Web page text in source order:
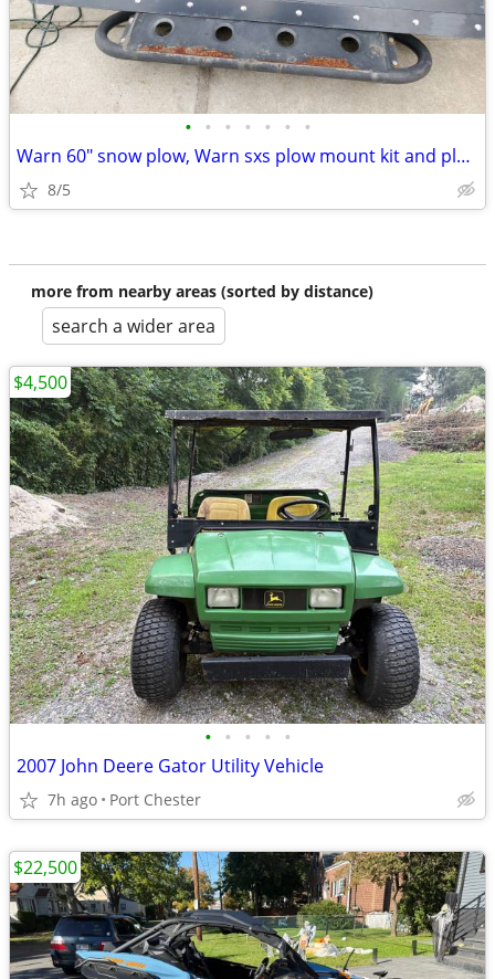
• • • • • • •
Warn 60" snow plow, Warn sxs plow mount kit and plow attachment
8/5
more from nearby areas (sorted by distance)
search a wider area
• • • • •
2007 John Deere Gator Utility Vehicle
7h ago Port Chester
$4,500
$22,500